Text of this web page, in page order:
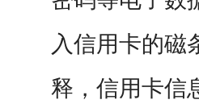
入信用卡的磁
释，信用卡信